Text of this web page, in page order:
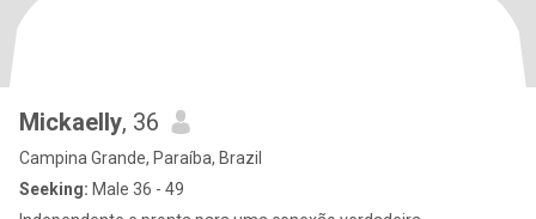
Mickaelly, 36
Campina Grande, Paraíba, Brazil
Seeking: Male 36 - 49